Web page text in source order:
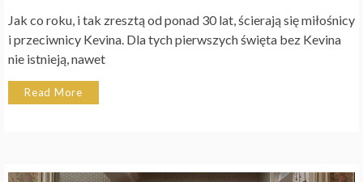
Jak co roku, i tak zresztą od ponad 30 lat, ścierają się miłośnicy
i przeciwnicy Kevina. Dla tych pierwszych święta bez Kevina
nie istnieją, nawet
Read More